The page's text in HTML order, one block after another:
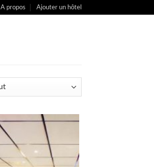
A propos Ajouter un hôtel